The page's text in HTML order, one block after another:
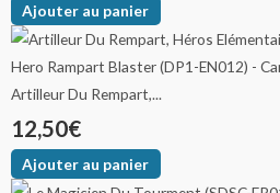
Ajouter au panier
Artilleur Du Rempart,...
12,50€
Ajouter au panier